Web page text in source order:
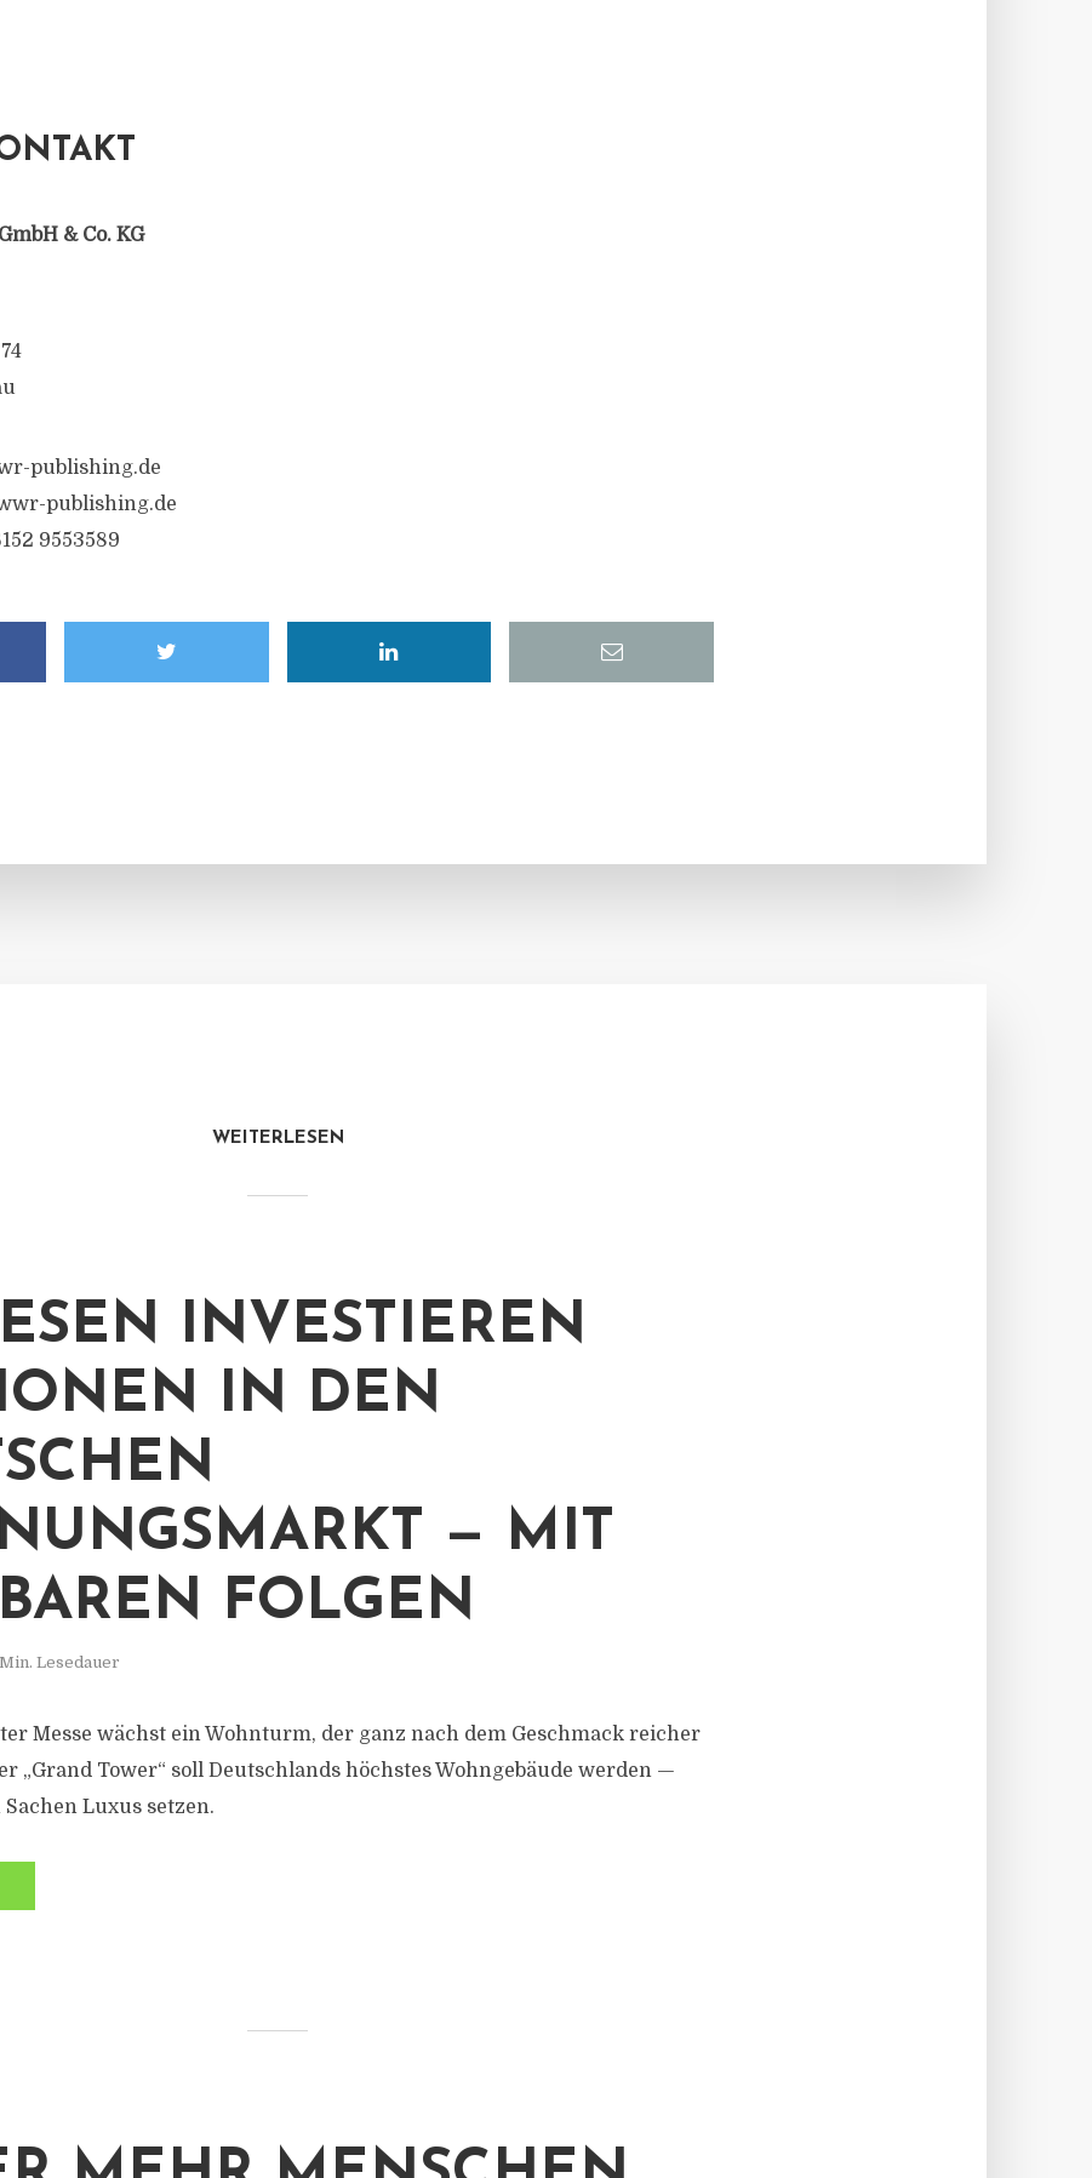
& Co. KG
publishing.de
publishing.de
9553589
WEITERLESEN
INVESTIEREN
IN DEN
— MIT
FOLGEN
Lesedauer
Messe wächst ein Wohnturm, der ganz nach dem Geschmack reicher
„Grand Tower“ soll Deutschlands höchstes Wohngebäude werden —
Luxus setzen.